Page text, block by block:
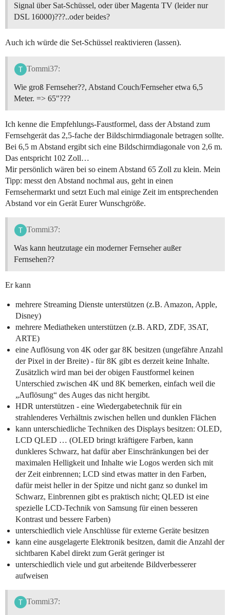
Signal über Sat-Schüssel, oder über Magenta TV (leider nur
DSL 16000)???..oder beides?
Auch ich würde die Set-Schüssel reaktivieren (lassen).
Tommi37:
Wie groß Fernseher??, Abstand Couch/Fernseher etwa 6,5
Meter. => 65"???
Ich kenne die Empfehlungs-Faustformel, dass der Abstand zum
Fernsehgerät das 2,5-fache der Bildschirmdiagonale betragen sollte.
Bei 6,5 m Abstand ergibt sich eine Bildschirmdiagonale von 2,6 m.
Das entspricht 102 Zoll…
Mir persönlich wären bei so einem Abstand 65 Zoll zu klein. Mein
Tipp: messt den Abstand nochmal aus, geht in einen
Fernsehermarkt und setzt Euch mal einige Zeit im entsprechenden
Abstand vor ein Gerät Eurer Wunschgröße.
Tommi37:
Was kann heutzutage ein moderner Fernseher außer
Fernsehen??
Er kann
mehrere Streaming Dienste unterstützen (z.B. Amazon, Apple,
Disney)
mehrere Mediatheken unterstützen (z.B. ARD, ZDF, 3SAT,
ARTE)
eine Auflösung von 4K oder gar 8K besitzen (ungefähre Anzahl
der Pixel in der Breite) - für 8K gibt es derzeit keine Inhalte.
Zusätzlich wird man bei der obigen Faustformel keinen
Unterschied zwischen 4K und 8K bemerken, einfach weil die
„Auflösung“ des Auges das nicht hergibt.
HDR unterstützen - eine Wiedergabetechnik für ein
strahlenderes Verhältnis zwischen hellen und dunklen Flächen
kann unterschiedliche Techniken des Displays besitzen: OLED,
LCD QLED … (OLED bringt kräftigere Farben, kann
dunkleres Schwarz, hat dafür aber Einschränkungen bei der
maximalen Helligkeit und Inhalte wie Logos werden sich mit
der Zeit einbrennen; LCD sind etwas matter in den Farben,
dafür meist heller in der Spitze und nicht ganz so dunkel im
Schwarz, Einbrennen gibt es praktisch nicht; QLED ist eine
spezielle LCD-Technik von Samsung für einen besseren
Kontrast und bessere Farben)
unterschiedlich viele Anschlüsse für externe Geräte besitzen
kann eine ausgelagerte Elektronik besitzen, damit die Anzahl der
sichtbaren Kabel direkt zum Gerät geringer ist
unterschiedlich viele und gut arbeitende Bildverbesserer
aufweisen
Tommi37: